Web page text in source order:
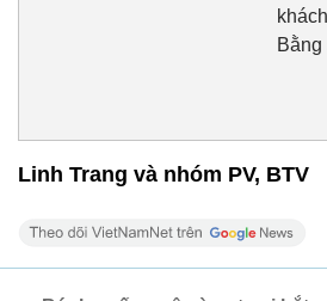
Bằng
Linh Trang và nhóm PV, BTV